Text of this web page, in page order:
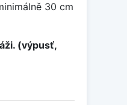
30 cm
(výpusť,